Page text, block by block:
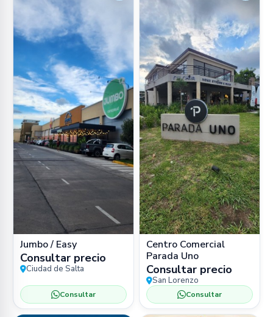
Jumbo / Easy
Consultar precio
Ciudad de Salta
Consultar
Centro Comercial
Parada Uno
Consultar precio
San Lorenzo
Consultar